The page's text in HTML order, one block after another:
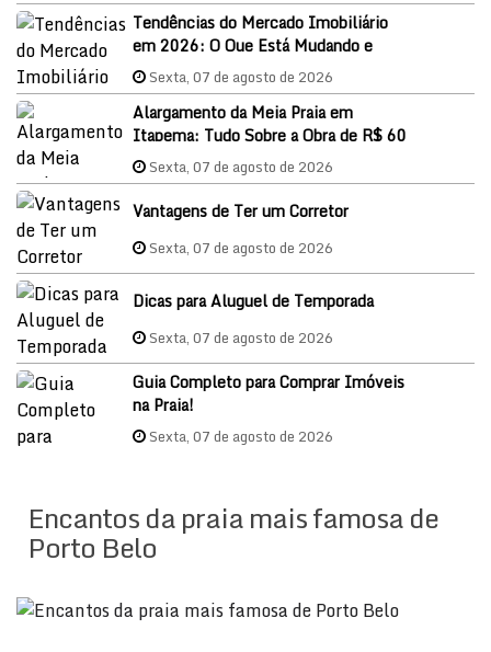
Tendências do Mercado Imobiliário
em 2026: O Que Está Mudando e
Como Aproveitar as Oportunidades
Sexta, 07 de agosto de 2026
Alargamento da Meia Praia em
Itapema: Tudo Sobre a Obra de R$ 60
Milhões e o Impacto nos Imóveis em
2026
Sexta, 07 de agosto de 2026
Vantagens de Ter um Corretor
Sexta, 07 de agosto de 2026
Dicas para Aluguel de Temporada
Sexta, 07 de agosto de 2026
Guia Completo para Comprar Imóveis
na Praia!
Sexta, 07 de agosto de 2026
Encantos da praia mais famosa de
Porto Belo